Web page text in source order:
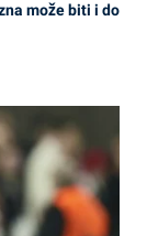
može biti i do